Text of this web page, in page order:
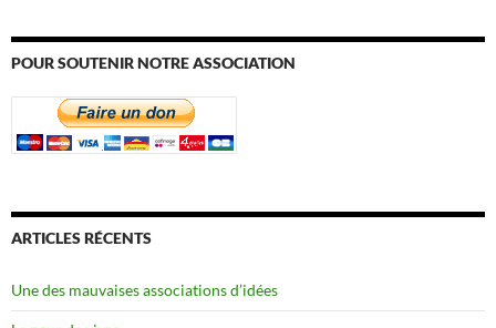
POUR SOUTENIR NOTRE ASSOCIATION
ARTICLES RÉCENTS
Une des mauvaises associations d’idées